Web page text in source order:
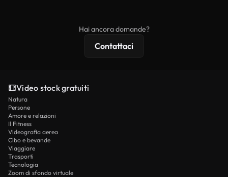
Hai ancora domande?
Contattaci
Video stock gratuiti
Natura
Persone
Amore e relazioni
Il Fitness
Videografia aerea
Cibo e bevande
Viaggiare
Trasporti
Tecnologia
Zoom di sfondo virtuale